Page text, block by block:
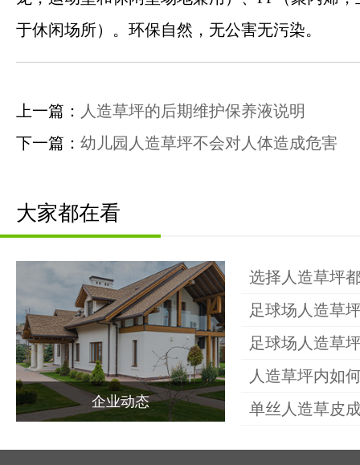
关于钰健
产品中心
于休闲场所）。环保自然，无公害无污染。
上一篇： 人造草坪的后期维护保养液说明
下一篇： 幼儿园人造草坪不会对人体造成危害
大家都在看
企业动态
选择人造草坪
足球场人造草
足球场人造草
人造草坪内如
单丝人造草皮